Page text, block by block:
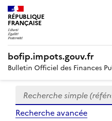
RÉPUBLIQUE
FRANÇAISE
bofip.impots.gouv.fr
Bulletin Officiel des Finances
Formulaire
de
recherche
Recherche simple
Recherche avancée